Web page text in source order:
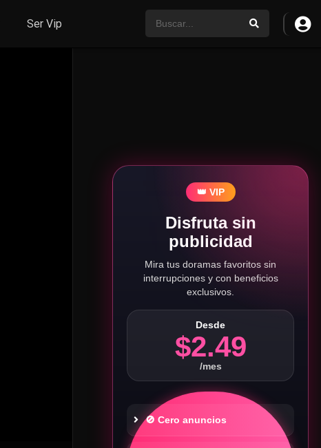
Ser Vip
👑 VIP
Disfruta sin
publicidad
Mira tus doramas favoritos sin
interrupciones y con beneficios
exclusivos.
Desde
$2.49
/mes
🚫 Cero anuncios